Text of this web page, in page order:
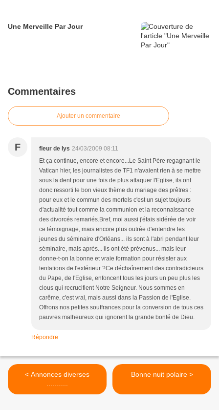
Une Merveille Par Jour
Commentaires
Ajouter un commentaire
F fleur de lys 24/03/2009 08:11
Et ça continue, encore et encore...Le Saint Père regagnant le
Vatican hier, les journalistes de TF1 n'avaient rien à se mettre
sous la dent pour une fois de plus attaquer l'Eglise, ils ont
donc ressorti le bon vieux thème du mariage des prêtres :
pour eux et le commun des mortels c'est un sujet toujours
d'actualité tout comme la communion et la reconnaissance
des divorcés remariés.Bref, moi aussi j'étais sidérée de voir
ce témoignage, mais encore plus outrée d'entendre les
jeunes du séminaire d'Orléans... ils sont à l'abri pendant leur
séminaire, mais après... ils ont été prévenus... mais leur
donne-t-on la bonne et vraie formation pour résister aux
tentations de l'extérieur ?Ce déchaînement des contradicteurs
du Pape, de l'Eglise, enfoncent tous les jours un peu plus les
clous qui recrucifient Notre Seigneur. Nous sommes en
carême, c'est vrai, mais aussi dans la Passion de l'Eglise.
Offrons nos petites souffrances pour la conversion de tous ces
pauvres malheureux qui ignorent la grande bonté de Dieu.
Répondre
< Annonces diverses
Bonne nuit polaire >